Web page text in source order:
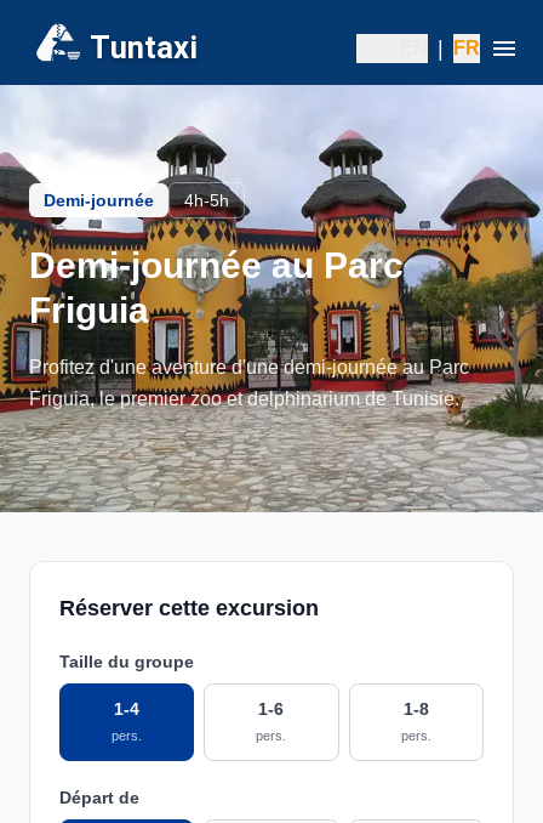
Tuntaxi | FR
Demi-journée 4h-5h
Demi-journée au Parc
Friguia
Profitez d'une aventure d'une demi-journée au Parc
Friguia, le premier zoo et delphinarium de Tunisie.
Réserver cette excursion
Taille du groupe
1-4
pers.
1-6
pers.
1-8
pers.
Départ de